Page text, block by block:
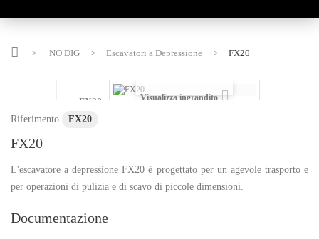
> NO DIG > Escavatori a Depressione > FX20
Visualizza ingrandito
Riferimento FX20
FX20
L'escavatore a depressione FX20 è progettato per un agevole trasporto e
per operazioni di pulizia e di scavo di piccole dimensioni.
Documentazione